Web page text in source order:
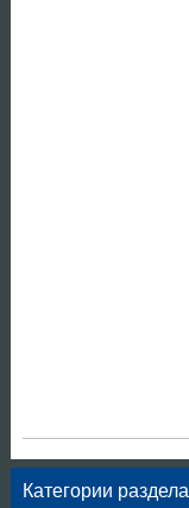
Категории раздела